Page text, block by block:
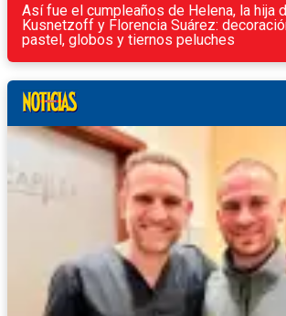
Así fue el cumpleaños de Helena, la hija
Kusnetzoff y Florencia Suárez:
pastel, globos y tiernos peluches